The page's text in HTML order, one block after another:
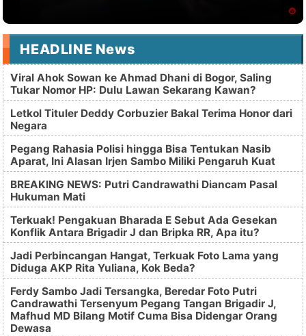
HEADLINE News
Viral Ahok Sowan ke Ahmad Dhani di Bogor, Saling
Tukar Nomor HP: Dulu Lawan Sekarang Kawan?
Letkol Tituler Deddy Corbuzier Bakal Terima Honor dari
Negara
Pegang Rahasia Polisi hingga Bisa Tentukan Nasib
Aparat, Ini Alasan Irjen Sambo Miliki Pengaruh Kuat
BREAKING NEWS: Putri Candrawathi Diancam Pasal
Hukuman Mati
Terkuak! Pengakuan Bharada E Sebut Ada Gesekan
Konflik Antara Brigadir J dan Bripka RR, Apa itu?
Jadi Perbincangan Hangat, Terkuak Foto Lama yang
Diduga AKP Rita Yuliana, Kok Beda?
Ferdy Sambo Jadi Tersangka, Beredar Foto Putri
Candrawathi Tersenyum Pegang Tangan Brigadir J,
Mafhud MD Bilang Motif Cuma Bisa Didengar Orang
Dewasa